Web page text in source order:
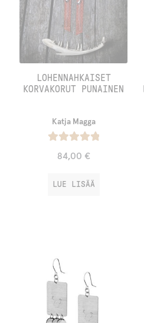
LOHENNAHKAISET
KORVAKORUT PUNAINEN
Katja Magga
5.00/ 5
84,00 €
LUE LISÄÄ